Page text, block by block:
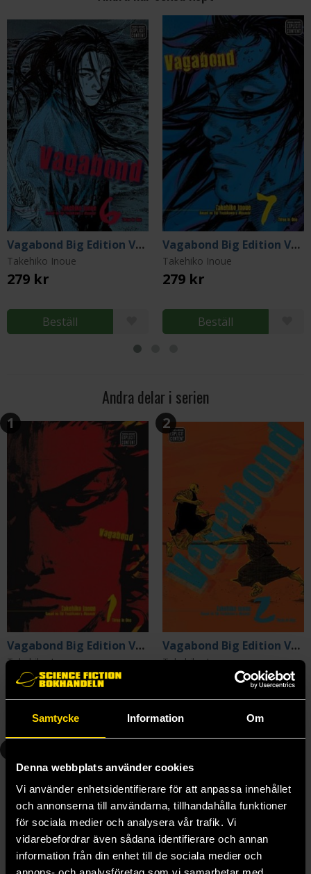
Samtycke Information Om
Denna webbplats använder cookies
Vi använder enhetsidentifierare för att anpassa innehållet
och annonserna till användarna, tillhandahålla funktioner
för sociala medier och analysera vår trafik. Vi
vidarebefordrar även sådana identifierare och annan
information från din enhet till de sociala medier och
Vagabond Big Edition Vol 6
Takehiko Inoue
279 kr
Beställ
Vagabond Big Edition Vol 7
Takehiko Inoue
279 kr
Beställ
Andra delar i serien
1
Vagabond Big Edition Vol 1
Takehiko Inoue
279 kr
Beställ
2
Vagabond Big Edition Vol 2
Takehiko Inoue